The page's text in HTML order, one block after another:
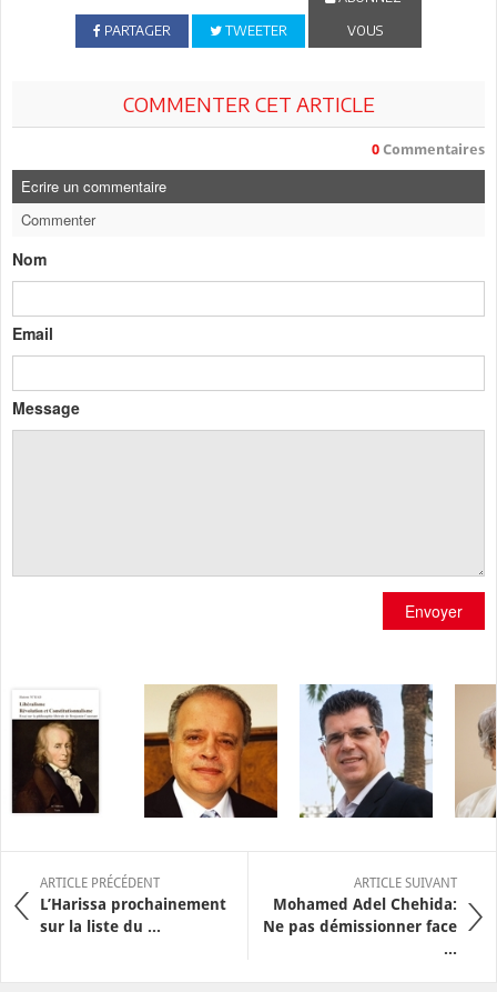
PARTAGER TWEETER
VOUS
COMMENTER CET ARTICLE
0 Commentaires
Ecrire un commentaire
Commenter
Nom
Email
Message
Envoyer
ARTICLE PRÉCÉDENT
L’Harissa prochainement
sur la liste du ...
ARTICLE SUIVANT
Mohamed Adel Chehida:
Ne pas démissionner face
...